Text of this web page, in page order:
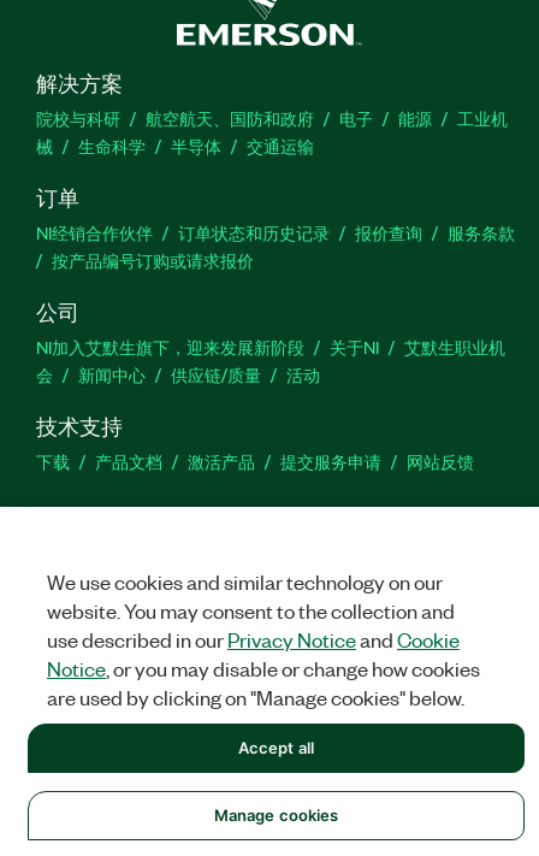
解决方案
院校与科研 航空航天、国防和政府 电子 能源
工业机
械
生命科学 半导体 交通运输
订单
NI经销合作伙伴 订单状态和历史记录 报价查询
服务条款
按产品编号订购或请求报价
公司
NI加入艾默生旗下，迎来发展新阶段 关于NI
艾默生职业机
会
新闻中心 供应链/质量 活动
技术支持
下载 产品文档 激活产品 提交服务申请 网站反馈
法律信息|IMPRINT|中国特定隐私声明|隐私声明|Manage
cookies
NATIONAL INSTRUMENTS CORP. 恩艾 (中国) 仪器有限公司 版权所
有.沪ICP备09002359号. 沪公网安备 31011502018878号
We use cookies and similar technology on our
website. You may consent to the collection and
use described in ourPrivacy NoticeandCookie
Notice, or you may disable or change how cookies
are used by clicking on "Manage cookies" below.
Manage cookies
Accept all